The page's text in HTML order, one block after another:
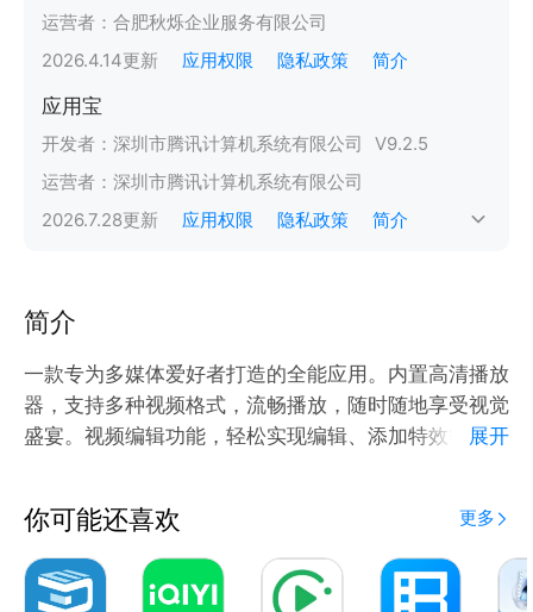
运营者： 合肥秋烁企业服务有限公司
2026.4.14更新 应用权限 隐私政策 简介
应用宝
开发者： 深圳市腾讯计算机系统有限公司 V9.2.5
运营者： 深圳市腾讯计算机系统有限公司
2026.7.28更新 应用权限 隐私政策 简介
简介
一款专为多媒体爱好者打造的全能应用。内置高清播放
器，支持多种视频格式，流畅播放，随时随地享受视觉
盛宴。视频编辑功能，轻松实现编辑、添加特效等，打
的界面设计，让您轻松上手，享受创作的乐趣。
展开
你可能还喜欢 更多